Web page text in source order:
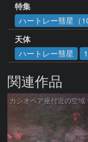
特集
ハートレー彗星（
天体
ハートレー彗星
関連作品